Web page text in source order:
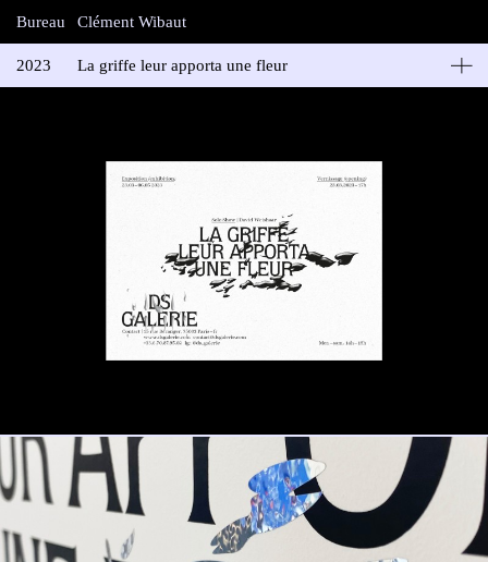
Bureau Clément Wibaut
2023
La griffe leur apporta une fleur
oniriques et symboliques sont propices à l’exploration des corps,
des genres et des désirs.
Impression: Médiagraphic, Sacré Bonus
Photographies: Guillaume Garat